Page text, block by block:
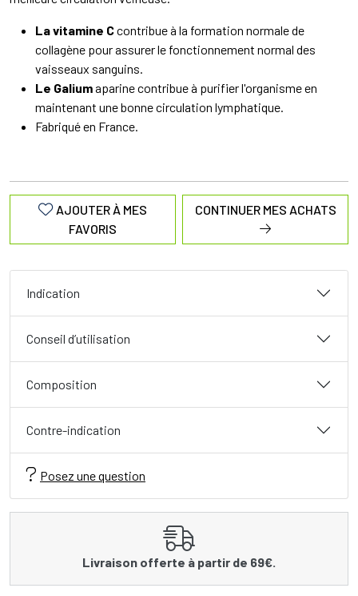
La vitamine Ccontribue à la formation normale de
collagène pour assurer le fonctionnement normal des
vaisseaux sanguins.
Le Galiumaparine contribue à purifier l'organisme en
maintenant une bonne circulation lymphatique.
Fabriqué en France.
AJOUTER À MES
FAVORIS
CONTINUER MES ACHATS
Indication
Conseil d’utilisation
Composition
Contre-indication
Posez une question
Livraison offerte à partir de 69€.